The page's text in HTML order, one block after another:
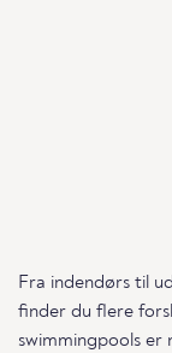
Fra indendørs til
finder du flere
swimmingpools er